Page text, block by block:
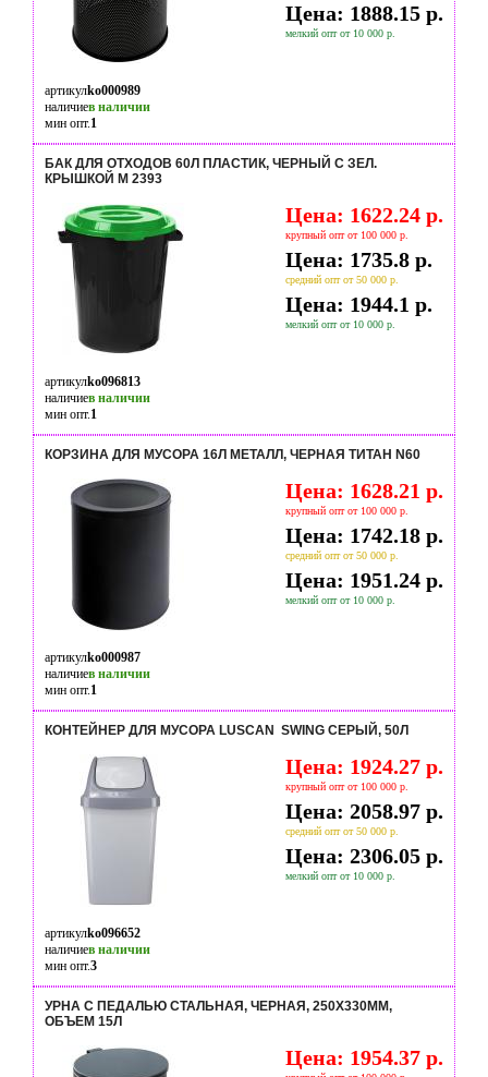
Цена: 1888.15 р.
мелкий опт от 10 000 р.
артикулko000989
наличиев наличии
мин опт.1
БАК ДЛЯ ОТХОДОВ 60Л ПЛАСТИК, ЧЕРНЫЙ С ЗЕЛ.
КРЫШКОЙ М 2393
Цена: 1622.24 р.
крупный опт от 100 000 р.
Цена: 1735.8 р.
средний опт от 50 000 р.
Цена: 1944.1 р.
мелкий опт от 10 000 р.
артикулko096813
наличиев наличии
мин опт.1
КОРЗИНА ДЛЯ МУСОРА 16Л МЕТАЛЛ, ЧЕРНАЯ ТИТАН N60
Цена: 1628.21 р.
крупный опт от 100 000 р.
Цена: 1742.18 р.
средний опт от 50 000 р.
Цена: 1951.24 р.
мелкий опт от 10 000 р.
артикулko000987
наличиев наличии
мин опт.1
КОНТЕЙНЕР ДЛЯ МУСОРА LUSCAN SWING СЕРЫЙ, 50Л
Цена: 1924.27 р.
крупный опт от 100 000 р.
Цена: 2058.97 р.
средний опт от 50 000 р.
Цена: 2306.05 р.
мелкий опт от 10 000 р.
артикулko096652
наличиев наличии
мин опт.3
УРНА С ПЕДАЛЬЮ СТАЛЬНАЯ, ЧЕРНАЯ, 250Х330ММ,
ОБЪЕМ 15Л
Цена: 1954.37 р.